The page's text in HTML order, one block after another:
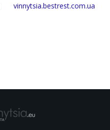
vinnytsia.bestrest.com.ua